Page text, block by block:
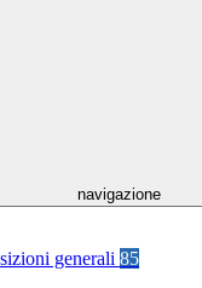
navigazione
generali 85